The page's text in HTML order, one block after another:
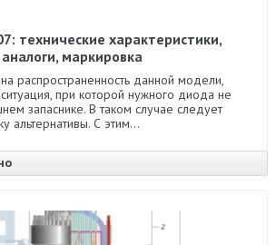
технические характеристики,
аналоги, маркировка
распространенность данной модели,
при которой нужного диода не
запаснике. В таком случае следует
альтернативы. С этим...